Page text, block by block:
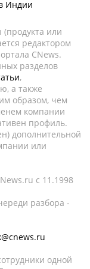
Индии
или
редактором
CNews.
разделов
,
а также
образом, чем
компании
профиль.
дополнительной
или
c 11.1998
разбора -
одной